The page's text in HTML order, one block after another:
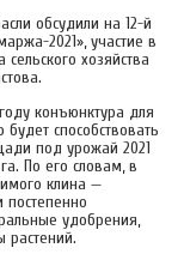
обсудили на 12-й
2021», участие в
хозяйства
конъюнктура для
способствовать
под урожай 2021
По его словам, в
клина —
постепенно
удобрения,
растений.